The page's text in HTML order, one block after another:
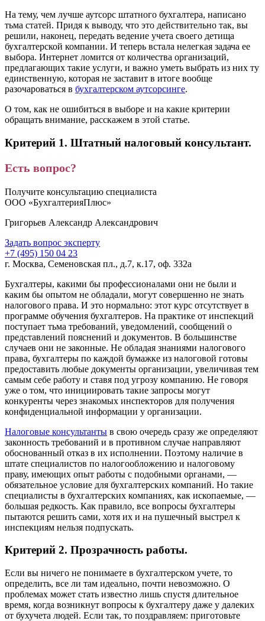
На тему, чем лучше аутсорс штатного бухгалтера, написано
тьма статей. Придя к выводу, что это действительно так, вы
решили, наконец, передать ведение учета своего детища
бухгалтерской компании. И теперь встала нелегкая задача ее
выбора. Интернет ломится от количества организаций,
предлагающих такие услуги, и важно уметь выбрать из них ту
единственную, которая не заставит в итоге вообще
разочароваться в бухгалтерском аутсорсинге.
О том, как не ошибиться в выборе и на какие критерии
обращать внимание, расскажем в этой статье.
Критерий 1. Штатный налоговый консультант.
Есть вопрос?
Получите консультацию специалиста
ООО «БухгалтерияПлюс»
Григорьев Александр Александрович
Задать вопрос эксперту
+7 (495) 150 04 23
г. Москва, Семеновская пл., д.7, к.17, оф. 332а
Бухгалтеры, какими бы профессионалами они не были и
каким бы опытом не обладали, могут совершенно не знать
налогового права. И это нормально: этот курс отсутствует в
программе обучения бухгалтеров. На практике от инспекций
поступает тьма требований, уведомлений, сообщений о
представлений пояснений и документов. В большинстве
случаев они не законные. Не обладая знаниями налогового
права, бухгалтеры по каждой бумажке из налоговой готовы
предоставить любые документы организации, увеличивая тем
самым себе работу и ставя под угрозу компанию. Не говоря
уже о том, что инициировать такие запросы могут
конкуренты через знакомых инспекторов для получения
конфиденциальной информации у организации.
Налоговые консультанты в свою очередь сразу же определяют
законность требований и в противном случае направляют
обоснованный отказ в их исполнении. Поэтому наличие в
штате специалистов по налогообложению и налоговому
праву, имеющих опыт работы с подобными органами, —
обязательное условие для бухгалтерских компаний. Но такие
специалисты в бухгалтерских компаниях, как ископаемые, —
большая редкость. Как правило, все вопросы бухгалтеры
пытаются решить сами, хотя их и на пушечный выстрел к
инспекциям нельзя подпускать.
Критерий 2. Прозрачность работы.
Если вы ничего не понимаете в бухгалтерском учете, то
определить, все ли там идеально, почти невозможно. О
проблемах может стать известно лишь спустя длительное
время, когда возникнут вопросы к бухгалтеру даже у далеких
от бухучета людей. Если так, то поздравляем: приготовьте